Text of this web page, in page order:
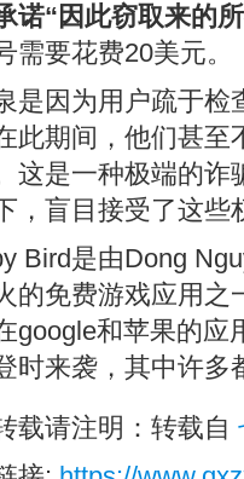
诺“因此窃取来的
需要花费20美元。
是因为用户疏于
此期间，他们甚
这是一种极端的
，盲目接受了这些
Bird是由Dong
的免费游戏应用之
google和苹果的应
时来袭，其中许多
载请注明：转载自